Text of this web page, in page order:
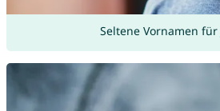
Seltene Vornamen für